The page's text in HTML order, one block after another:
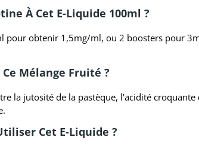
À Cet E-Liquide 100ml ?
pour obtenir 1,5mg/ml, ou 2 boosters pour
Mélange Fruité ?
la jutosité de la pastèque, l'acidité
Cet E-Liquide ?